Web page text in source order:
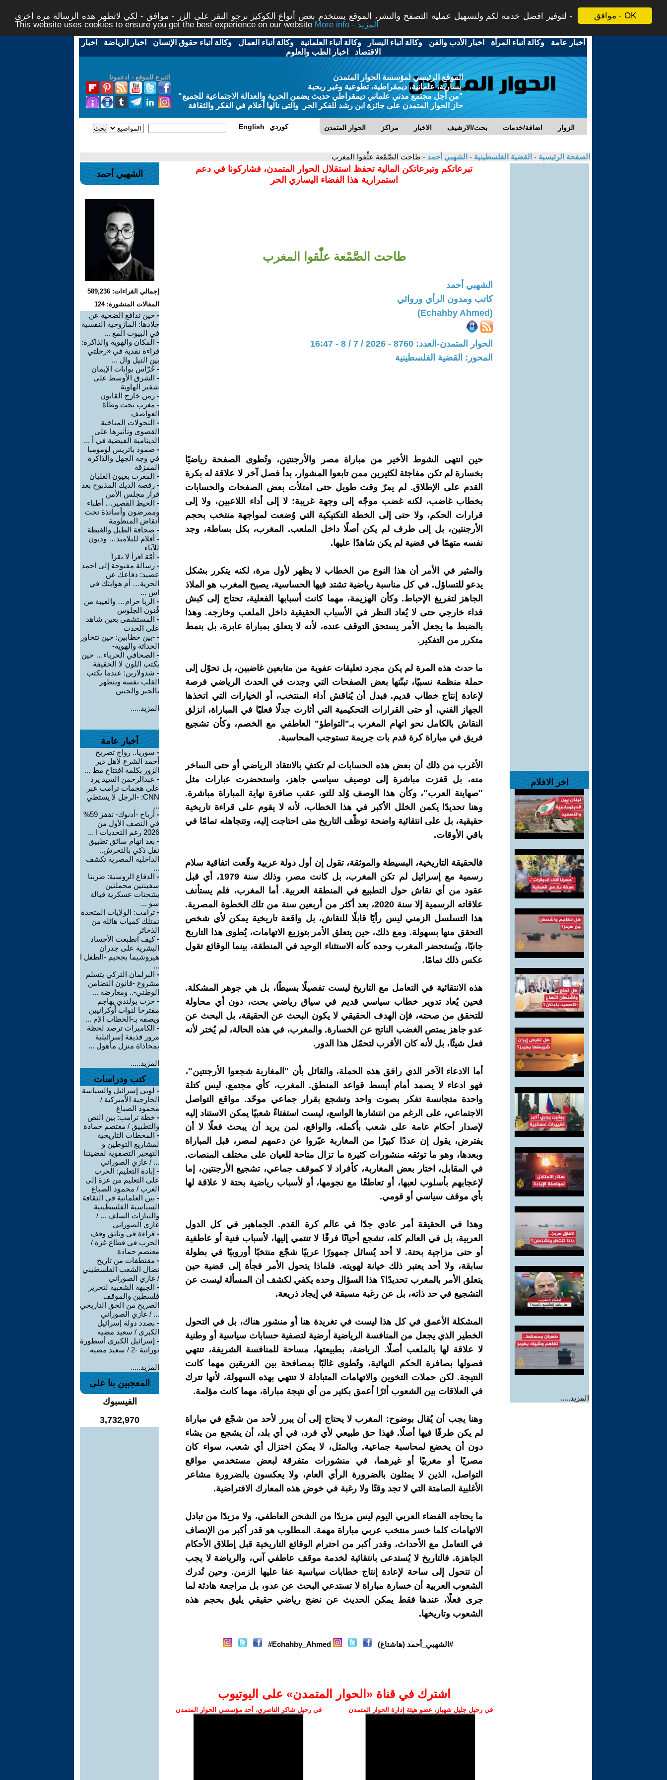
موافق - OK
لتوفير افضل خدمة لكم ولتسهيل عملية التصفح والنشر، الموقع يستخدم بعض أنواع الكوكيز نرجو النقر على الزر - موافق - لكي لاتظهر هذه الرسالة مرة اخرى -
This website uses cookies to ensure you get the best experience on our website
More info - المزيد
أخبار عامة -وكالة أنباء المرأة - اخبار الأدب والفن -وكالة أنباء اليسار -وكالة أنباء العلمانية -وكالة أنباء العمال -وكالة أنباء حقوق الإنسان - اخبار الرياضة - اخبار
الاقتصاد - اخبار الطب والعلوم
التبرع للموقع - ادعمونا
الموقع الرئيسي لمؤسسة الحوار المتمدن
يسارية، علمانية، ديمقراطية، تطوعية وغير ربحية
"من أجل مجتمع مدني علماني ديمقراطي حديث يضمن الحرية والعدالة الاجتماعية للجميع"
حاز الحوار المتمدن على جائزة ابن رشد للفكر الحر والتى نالها أعلام في الفكر والثقافة
الحوار المتمدن مراكز الاخبار بحث/الارشيف اضافة/خدمات الزوار English كوردي
الصفحة الرئيسية - القضية الفلسطينية - الشهبي أحمد - طاحت الصَّمْعة علّْقوا المغرب
اخر الافلام
المزيد.....
تبرعاتكم وتبرعاتكن المالية تحفظ استقلال الحوار المتمدن، فشاركونا في دعم
استمرارية هذا الفضاء اليساري الحر
طاحت الصَّمْعة علّْقوا المغرب
الشهبي أحمد
كاتب ومدون الرأي وروائي
(Echahby Ahmed)
الحوار المتمدن-العدد: 8760 - 2026 / 7 / 8 - 16:47
المحور: القضية الفلسطينية
حين انتهى الشوط الأخير من مباراة مصر والأرجنتين، وتُطوى الصفحة رياضيًا
بخسارة لم تكن مفاجئة لكثيرين ممن تابعوا المشوار، بدأ فصل آخر لا علاقة له بكرة
القدم على الإطلاق. لم يمرّ وقت طويل حتى امتلأت بعض الصفحات والحسابات
بخطاب غاضب، لكنه غضب موجّه إلى وجهة غريبة: لا إلى أداء اللاعبين، ولا إلى
قرارات الحكم، ولا حتى إلى الخطة التكتيكية التي وُضعت لمواجهة منتخب بحجم
الأرجنتين، بل إلى طرف لم يكن أصلًا داخل الملعب. المغرب، بكل بساطة، وجد
نفسه متهمًا في قضية لم يكن شاهدًا عليها.
والمثير في الأمر أن هذا النوع من الخطاب لا يظهر لأول مرة، لكنه يتكرر بشكل
يدعو للتساؤل. في كل مناسبة رياضية تشتد فيها الحساسية، يصبح المغرب هو الملاذ
الجاهز لتفريغ الإحباط. وكأن الهزيمة، مهما كانت أسبابها الفعلية، تحتاج إلى كبش
فداء خارجي حتى لا يُعاد النظر في الأسباب الحقيقية داخل الملعب وخارجه. وهذا
بالضبط ما يجعل الأمر يستحق التوقف عنده، لأنه لا يتعلق بمباراة عابرة، بل بنمط
متكرر من التفكير.
ما حدث هذه المرة لم يكن مجرد تعليقات عفوية من متابعين غاضبين، بل تحوّل إلى
حملة منظمة نسبيًا، تبنّتها بعض الصفحات التي وجدت في الحدث الرياضي فرصة
لإعادة إنتاج خطاب قديم. فبدل أن يُناقش أداء المنتخب، أو الخيارات التي اتخذها
الجهاز الفني، أو حتى القرارات التحكيمية التي أثارت جدلًا فعليًا في المباراة، انزلق
النقاش بالكامل نحو اتهام المغرب بـ"التواطؤ" العاطفي مع الخصم، وكأن تشجيع
فريق في مباراة كرة قدم بات جريمة تستوجب المحاسبة.
الأغرب من ذلك أن بعض هذه الحسابات لم تكتفِ بالانتقاد الرياضي أو حتى الساخر
منه، بل قفزت مباشرة إلى توصيف سياسي جاهز، واستحضرت عبارات مثل
"صهاينة العرب"، وكأن هذا الوصف وُلد للتو، عقب صافرة نهاية المباراة مباشرة.
وهنا تحديدًا يكمن الخلل الأكبر في هذا الخطاب، لأنه لا يقوم على قراءة تاريخية
حقيقية، بل على انتقائية واضحة توظّف التاريخ متى احتاجت إليه، وتتجاهله تمامًا في
باقي الأوقات.
فالحقيقة التاريخية، البسيطة والموثقة، تقول إن أول دولة عربية وقّعت اتفاقية سلام
رسمية مع إسرائيل لم تكن المغرب، بل كانت مصر، وذلك سنة 1979، أي قبل
عقود من أي نقاش حول التطبيع في المنطقة العربية. أما المغرب، فلم يستأنف
علاقاته الرسمية إلا سنة 2020، بعد أكثر من أربعين سنة من تلك الخطوة المصرية.
هذا التسلسل الزمني ليس رأيًا قابلًا للنقاش، بل واقعة تاريخية يمكن لأي شخص
التحقق منها بسهولة. ومع ذلك، حين يتعلق الأمر بتوزيع الاتهامات، يُطوى هذا التاريخ
جانبًا، ويُستحضر المغرب وحده كأنه الاستثناء الوحيد في المنطقة، بينما الوقائع تقول
عكس ذلك تمامًا.
هذه الانتقائية في التعامل مع التاريخ ليست تفصيلًا بسيطًا، بل هي جوهر المشكلة.
فحين يُعاد تدوير خطاب سياسي قديم في سياق رياضي بحت، دون أي محاولة
للتحقق من صحته، فإن الهدف الحقيقي لا يكون البحث عن الحقيقة، بل البحث عن
عدو جاهز يمتص الغضب الناتج عن الخسارة. والمغرب، في هذه الحالة، لم يُختر لأنه
فعل شيئًا، بل لأنه كان الأقرب لتحمّل هذا الدور.
أما الادعاء الآخر الذي رافق هذه الحملة، والقائل بأن "المغاربة شجعوا الأرجنتين"،
فهو ادعاء لا يصمد أمام أبسط قواعد المنطق. المغرب، كأي مجتمع، ليس كتلة
واحدة متجانسة تفكر بصوت واحد وتشجع بقرار جماعي موحّد. مواقع التواصل
الاجتماعي، على الرغم من انتشارها الواسع، ليست استفتاءً شعبيًا يمكن الاستناد إليه
لإصدار أحكام عامة على شعب بأكمله. والواقع، لمن يريد أن يبحث فعلًا لا أن
يفترض، يقول إن عددًا كبيرًا من المغاربة عبّروا عن دعمهم لمصر، قبل المباراة
وبعدها، وهو ما توثقه منشورات كثيرة ما تزال متاحة للعيان على مختلف المنصات.
في المقابل، اختار بعض المغاربة، كأفراد لا كموقف جماعي، تشجيع الأرجنتين، إما
لإعجابهم بأسلوب لعبها، أو تعاطفًا مع نجومها، أو لأسباب رياضية بحتة لا علاقة لها
بأي موقف سياسي أو قومي.
وهذا في الحقيقة أمر عادي جدًا في عالم كرة القدم. الجماهير في كل الدول
العربية، بل في العالم كله، تشجع أحيانًا فرقًا لا تنتمي إليها، لأسباب فنية أو عاطفية
أو حتى مزاجية بحتة. لا أحد يُسائل جمهورًا عربيًا شجّع منتخبًا أوروبيًا في بطولة
سابقة، ولا أحد يعتبر ذلك خيانة لهويته. فلماذا يتحول الأمر فجأة إلى قضية حين
يتعلق الأمر بالمغرب تحديدًا؟ هذا السؤال وحده يكفي لكشف أن المسألة ليست عن
التشجيع في حد ذاته، بل عن رغبة مسبقة في إيجاد ذريعة.
المشكلة الأعمق في كل هذا ليست في تغريدة هنا أو منشور هناك، بل في التحول
الخطير الذي يجعل من المنافسة الرياضية أرضية لتصفية حسابات سياسية أو وطنية
لا علاقة لها بالملعب أصلًا. الرياضة، بطبيعتها، مساحة للمنافسة الشريفة، تنتهي
فصولها بصافرة الحكم النهائية، وتُطوى غالبًا بمصافحة بين الفريقين مهما كانت
النتيجة. لكن حملات التخوين والاتهامات المتبادلة لا تنتهي بهذه السهولة، لأنها تترك
في العلاقات بين الشعوب أثرًا أعمق بكثير من أي نتيجة مباراة، مهما كانت مؤلمة.
وهنا يجب أن يُقال بوضوح: المغرب لا يحتاج إلى أن يبرر لأحد من شجّع في مباراة
لم يكن طرفًا فيها أصلًا. فهذا حق طبيعي لأي فرد، في أي بلد، أن يشجع من يشاء
دون أن يخضع لمحاسبة جماعية. وبالمثل، لا يمكن اختزال أي شعب، سواء كان
مصريًا أو مغربيًا أو غيرهما، في منشورات متفرقة لبعض مستخدمي مواقع
التواصل، الذين لا يمثلون بالضرورة الرأي العام، ولا يعكسون بالضرورة مشاعر
الأغلبية الصامتة التي لا تجد وقتًا ولا رغبة في خوض هذه المعارك الافتراضية.
ما يحتاجه الفضاء العربي اليوم ليس مزيدًا من الشحن العاطفي، ولا مزيدًا من تبادل
الاتهامات كلما خسر منتخب عربي مباراة مهمة. المطلوب هو قدر أكبر من الإنصاف
في التعامل مع الأحداث، وقدر أكبر من احترام الوقائع التاريخية قبل إطلاق الأحكام
الجاهزة. فالتاريخ لا يُستدعى بانتقائية لخدمة موقف عاطفي آني، والرياضة لا يجب
أن تتحول إلى ساحة لإعادة إنتاج خطابات سياسية عفا عليها الزمن. وحين تُدرك
الشعوب العربية أن خسارة مباراة لا تستدعي البحث عن عدو، بل مراجعة هادئة لما
جرى فعلًا، عندها فقط يمكن الحديث عن نضج رياضي حقيقي يليق بحجم هذه
الشعوب وتاريخها.
#الشهبي_أحمد (هاشتاغ) Echahby_Ahmed#
اشترك في قناة ‫«الحوار المتمدن» على اليوتيوب
في رحيل جليل شهباز، عضو هيئة إدارة الحوار المتمدن في رحيل شاكر الناصري، أحد مؤسسي الحوار المتمدن
الشهبي أحمد
إجمالي القراءات: 589,236
المقالات المنشورة: 124
- حين تدافع الضحية عن
جلادها: المازوخية النفسية
في البيوت المغ ...
- المكان والهوية والذاكرة:
قراءة نقدية في «رحلتي
بين النيل وال ...
- حُرّاس بوابات الإيمان
- الشرق الأوسط على
شفير الهاوية
- زمن خارج القانون
- مغرب تحت وطأة
العواصف
- التحولات المناخية
القصوى وتأثيرها على
الدينامية الفيضية في أ ...
- صمود باتريس لومومبا
في وجه الجهل والذاكرة
الممزقة
- المغرب بعيون العليان
- رقصة الديك المذبوح بعد
قرار مجلس الأمن
- الحيط القصير… أطباء
وممرضون وأساتذة تحت
أنقاض المنظومة
- صحافة الطبل والغيطة
- أقلام للتلاميذ… وديون
للآباء
- أمّة اقرأ لا تقرأ
- رسالة مفتوحة إلى أحمد
عصيد: دفاعك عن
الحرية… أم هوايتك في
اس ...
- الربا حرام… والغيبة من
فُنون الجلوس
- المستشفى بعين شاهد
على الحدث
- -بين خطابين: حين تتحاور
الحداثة والهوية-
- الصحافي الحرباء… حين
يكتب اللون لا الحقيقة
- شدولارين: عندما يكتب
القلب نفسه ويتطهر
بالحبر والحنين
المزيد.....
أخبار عامة
- سوريا.. رواج تصريح
أحمد الشرع لأهل دير
الزور بكلمة افتتاح مط ...
- عبدالرحمن السيد يرد
على هجمات ترامب عبر
CNN: -الرجل لا يستطي
...
-
أرباح -أدنوك- تقفز 59%
في النصف الأول من
2026 رغم التحديات ا ...
- بعد اتهام سائق تطبيق
نقل ذكي بالتحرش..
الداخلية المصرية تكشف
...
- الدفاع الروسية: ضربنا
سفينتين محملتين
بشحنات عسكرية قبالة
سو ...
- ترامب: الولايات المتحدة
تمتلك كميات هائلة من
الذخائر
-كيف انطبعت الأجساد
البشرية على جدران
هيروشيما بجحيم -الطفل ا
...
- البرلمان التركي يتسلم
مشروع -قانون التضامن
الوطني-.. ومعارضة ...
- حزب بولندي يهاجم
مقترحا لنواب أوكرانيين
ويصفه بـ-الخطاب الإم ...
- الكاميرات ترصد لحظة
مرور قذيفة إسرائيلية
بمحاذاة منزل مأهول ...
المزيد.....
كتب ودراسات
- لوبي إسرائيل والسياسة
الخارجية الأميركية /
محمود الصباغ
- خطة ترامب: بين النص
والتطبيق / معتصم حمادة
- المحطات التاريخية
لمشاريع التوطين و
التهجير التصفوية لقضيتنا
... / غازي الصوراني
- إبادة التعليم: الحرب
على التعليم من غزة إلى
الغرب / محمود الصباغ
- بين العلمانية في الثقافة
السياسية الفلسطينية
والتيارات السلف ... /
غازي الصوراني
- قراءة في وثائق وقف
الحرب في قطاع غزة /
معتصم حمادة
- مقتطفات من تاريخ
نضال الشعب الفلسطيني
/ غازي الصوراني
- الجبهة الشعبية لتحرير
فلسطين والموقف
الصريح من الحق التاريخي
... / غازي الصوراني
- بصدد دولة إسرائيل
الكبرى / سعيد مضيه
- إسرائيل الكبرى أسطورة
توراتية -2 / سعيد مضيه
المزيد.....
المعجبين بنا على
الفيسبوك
3,732,970